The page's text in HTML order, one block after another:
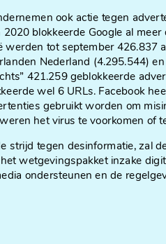
ook actie tegen
blokkeerde Google al
werden tot september 426.837
Nederland (4.295.544)
421.259 geblokkeerde
wel 6 URLs. Facebook
gebruikt worden om
het virus te voorkomen of
strijd tegen desinformatie, zal
wetgevingspakket inzake
ondersteunen en de